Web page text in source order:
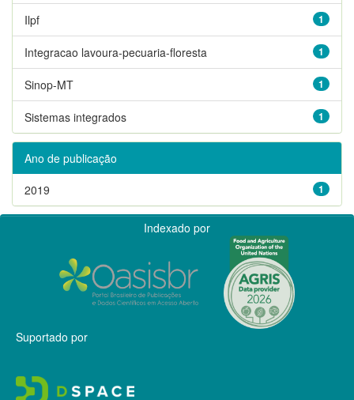
1
Ilpf
1
Integracao lavoura-pecuaria-floresta
1
Sinop-MT
1
Sistemas integrados
Ano de publicação
1
2019
Indexado por
Suportado por